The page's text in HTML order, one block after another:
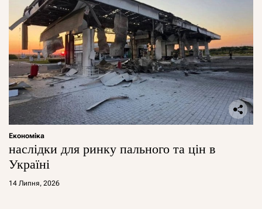
Економіка
наслідки для ринку пального та цін в
Україні
14 Липня, 2026